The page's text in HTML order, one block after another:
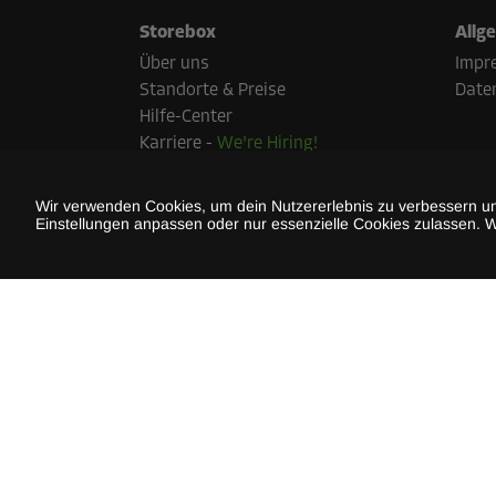
Wir verwenden Cookies, um dein Nutzererlebnis zu verbessern
Einstellungen anpassen oder nur essenzielle Cookies zulassen.
Storebox
Über uns
Standorte & Preise
Hilfe-Center
Karriere - We're Hiring!
Presse
Nachhaltigkeit
Die